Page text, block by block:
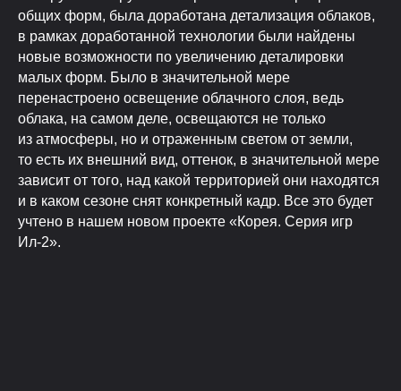
общих форм, была доработана детализация облаков,
в рамках доработанной технологии были найдены
новые возможности по увеличению деталировки
малых форм. Было в значительной мере
перенастроено освещение облачного слоя, ведь
облака, на самом деле, освещаются не только
из атмосферы, но и отраженным светом от земли,
то есть их внешний вид, оттенок, в значительной мере
зависит от того, над какой территорией они находятся
и в каком сезоне снят конкретный кадр. Все это будет
учтено в нашем новом проекте «Корея. Серия игр
Ил-2».